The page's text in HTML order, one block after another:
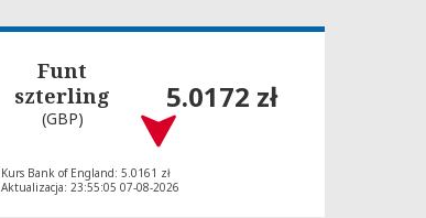
Funt
szterling
(GBP)
5.0172 zł
Kurs Bank of England: 5.0161 zł
Aktualizacja: 23:55:05 07-08-2026